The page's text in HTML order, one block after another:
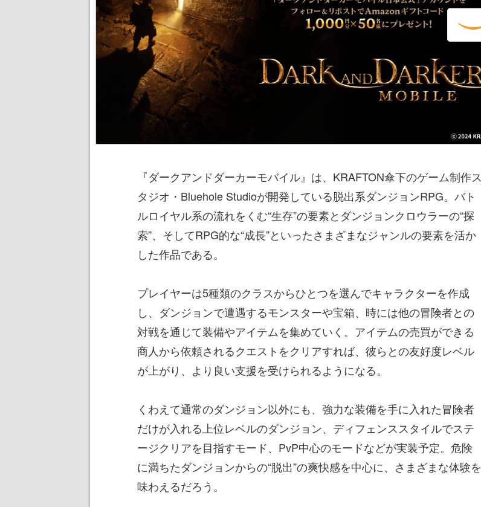
『ダークアンドダーカーモバイル』は、KRAFTON傘下のゲーム制作ス
タジオ・Bluehole Studioが開発している脱出系ダンジョンRPG。バト
ルロイヤル系の流れをくむ“生存”の要素とダンジョンクロウラーの“探
索”、そしてRPG的な“成長”といったさまざまなジャンルの要素を活か
した作品である。
プレイヤーは5種類のクラスからひとつを選んでキャラクターを作成
し、ダンジョンで遭遇するモンスターや宝箱、時には他の冒険者との
対戦を通じて装備やアイテムを集めていく。アイテムの売買ができる
商人から依頼されるクエストをクリアすれば、彼らとの友好度レベル
が上がり、より良い支援を受けられるようになる。
くわえて通常のダンジョン以外にも、強力な装備を手に入れた冒険者
だけが入れる上位レベルのダンジョン、ディフェンススタイルでステ
ージクリアを目指すモード、PvP中心のモードなどが実装予定。危険
に満ちたダンジョンからの“脱出”の爽快感を中心に、さまざまな体験を
味わえるだろう。